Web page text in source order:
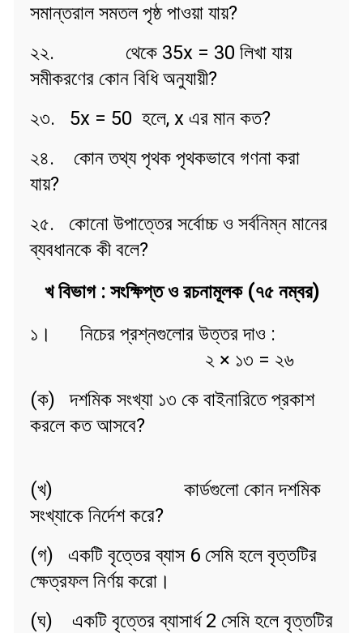
সমান্তরাল সমতল পৃষ্ঠ পাওয়া যায়?
২২.
থেকে 35x = 30 লিখা যায়
সমীকরণের কোন বিধি অনুযায়ী?
২৩. 5x = 50 হলে, x এর মান কত?
২৪. কোন তথ্য পৃথক পৃথকভাবে গণনা করা
যায়?
২৫. কোনো উপাত্তের সর্বোচ্চ ও সর্বনিম্ন মানের
ব্যবধানকে কী বলে?
খ বিভাগ : সংক্ষিপ্ত ও রচনামূলক (৭৫ নম্বর)
১। নিচের প্রশ্নগুলোর উত্তর দাও :
২ × ১৩ = ২৬
(ক) দশমিক সংখ্যা ১৩ কে বাইনারিতে প্রকাশ
করলে কত আসবে?
(খ)
কার্ডগুলো কোন দশমিক
সংখ্যাকে নির্দেশ করে?
(গ) একটি বৃত্তের ব্যাস 6 সেমি হলে বৃত্তটির
ক্ষেত্রফল নির্ণয় করো।
(ঘ) একটি বৃত্তের ব্যাসার্ধ 2 সেমি হলে বৃত্তটির